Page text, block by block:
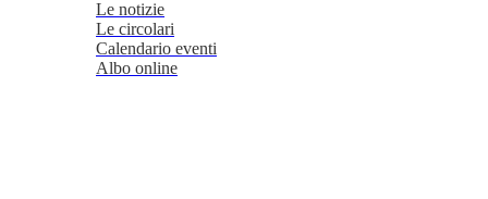
Le notizie
Le circolari
Calendario eventi
Albo online